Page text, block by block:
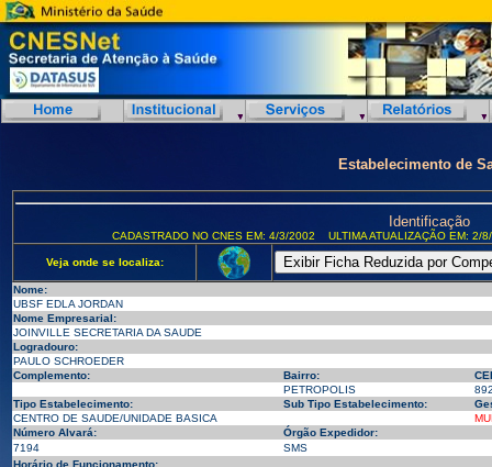
Estabelecimento de
Identificação
CADASTRADO NO CNES EM: 4/3/2002 ULTIMA ATUALIZAÇÃO EM:
Veja onde se localiza:
Nome:
UBSF EDLA JORDAN
Nome Empresarial:
JOINVILLE SECRETARIA DA SAUDE
Logradouro:
PAULO SCHROEDER
Complemento:
Bairro:
PETROPOLIS
Tipo Estabelecimento:
Sub Tipo Estabelecimento:
CENTRO DE SAUDE/UNIDADE BASICA
Número Alvará:
Órgão Expedidor:
7194
SMS
Horário de Funcionamento: